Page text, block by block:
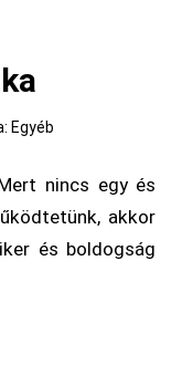
Egyéb
nincs egy és
akkor
és boldogság